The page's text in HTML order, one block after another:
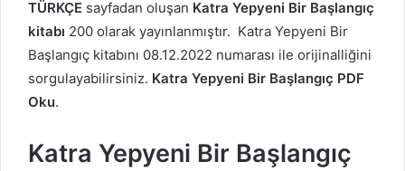
TÜRKÇE sayfadan oluşan Katra Yepyeni Bir Başlangıç
kitabı 200 olarak yayınlanmıştır. Katra Yepyeni Bir
Başlangıç kitabını 08.12.2022 numarası ile orijinalliğini
sorgulayabilirsiniz. Katra Yepyeni Bir Başlangıç PDF
Oku.
Katra Yepyeni Bir Başlangıç